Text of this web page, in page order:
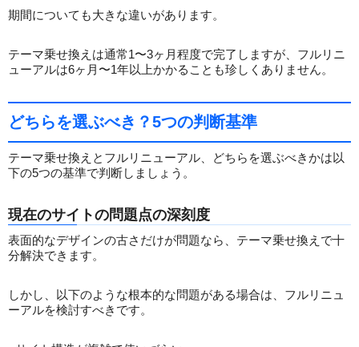
期間についても大きな違いがあります。
テーマ乗せ換えは通常1〜3ヶ月程度で完了しますが、フルリニ
ューアルは6ヶ月〜1年以上かかることも珍しくありません。
どちらを選ぶべき？5つの判断基準
テーマ乗せ換えとフルリニューアル、どちらを選ぶべきかは以
下の5つの基準で判断しましょう。
現在のサイトの問題点の深刻度
表面的なデザインの古さだけが問題なら、テーマ乗せ換えで十
分解決できます。
しかし、以下のような根本的な問題がある場合は、フルリニュ
ーアルを検討すべきです。